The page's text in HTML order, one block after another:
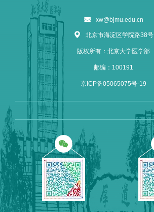
xw@bjmu.edu.cn
北京市海淀区学院路38号
版权所有：北京大学医学部
邮编：100191
京ICP备05065075号-19